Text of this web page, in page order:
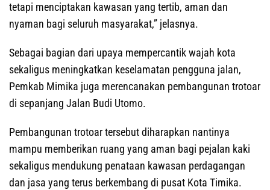
tetapi menciptakan kawasan yang tertib, aman dan
nyaman bagi seluruh masyarakat,” jelasnya.
Sebagai bagian dari upaya mempercantik wajah kota
sekaligus meningkatkan keselamatan pengguna jalan,
Pemkab Mimika juga merencanakan pembangunan trotoar
di sepanjang Jalan Budi Utomo.
Pembangunan trotoar tersebut diharapkan nantinya
mampu memberikan ruang yang aman bagi pejalan kaki
sekaligus mendukung penataan kawasan perdagangan
dan jasa yang terus berkembang di pusat Kota Timika.